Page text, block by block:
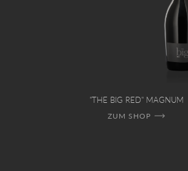
"THE BIG RED" MAGNUM
ZUM SHOP